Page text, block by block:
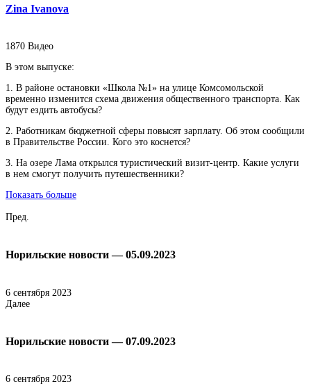
Zina Ivanova
1870 Видео
В этом выпуске:
1. В районе остановки «Школа №1» на улице Комсомольской
временно изменится схема движения общественного транспорта. Как
будут ездить автобусы?
2. Работникам бюджетной сферы повысят зарплату. Об этом сообщили
в Правительстве России. Кого это коснется?
3. На озере Лама открылся туристический визит-центр. Какие услуги
в нем смогут получить путешественники?
Показать больше
Пред.
Норильские новости — 05.09.2023
6 сентября 2023
Далее
Норильские новости — 07.09.2023
6 сентября 2023